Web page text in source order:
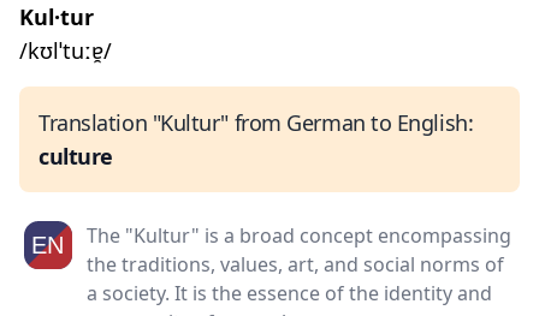
Kul·tur
/kʊlˈtuːɐ̯/
Translation "Kultur" from German to English:
culture
The "Kultur" is a broad concept encompassing
the traditions, values, art, and social norms of
a society. It is the essence of the identity and